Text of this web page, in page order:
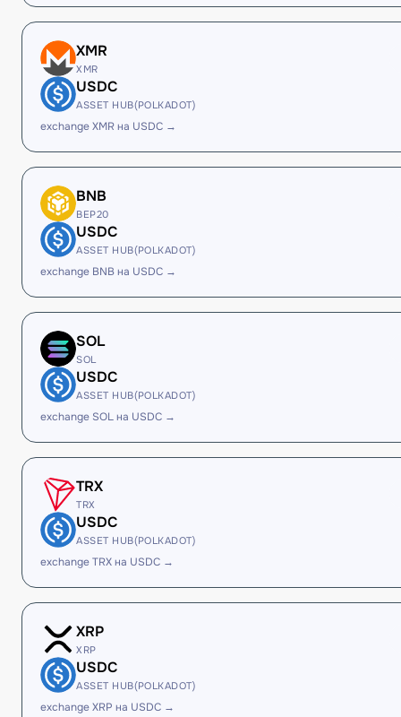
XMR
XMR
USDC
ASSET HUB(POLKADOT)
exchange XMR на USDC →
BNB
BEP20
USDC
ASSET HUB(POLKADOT)
exchange BNB на USDC →
SOL
SOL
USDC
ASSET HUB(POLKADOT)
exchange SOL на USDC →
TRX
TRX
USDC
ASSET HUB(POLKADOT)
exchange TRX на USDC →
XRP
XRP
USDC
ASSET HUB(POLKADOT)
exchange XRP на USDC →